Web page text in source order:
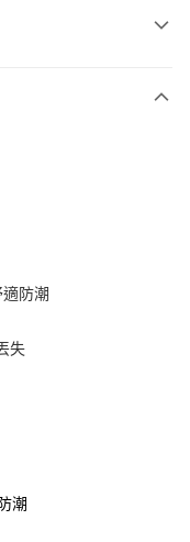
商業銀行
商業銀行
銀行
業銀行
商業銀行
銀行
防潮
失
潮